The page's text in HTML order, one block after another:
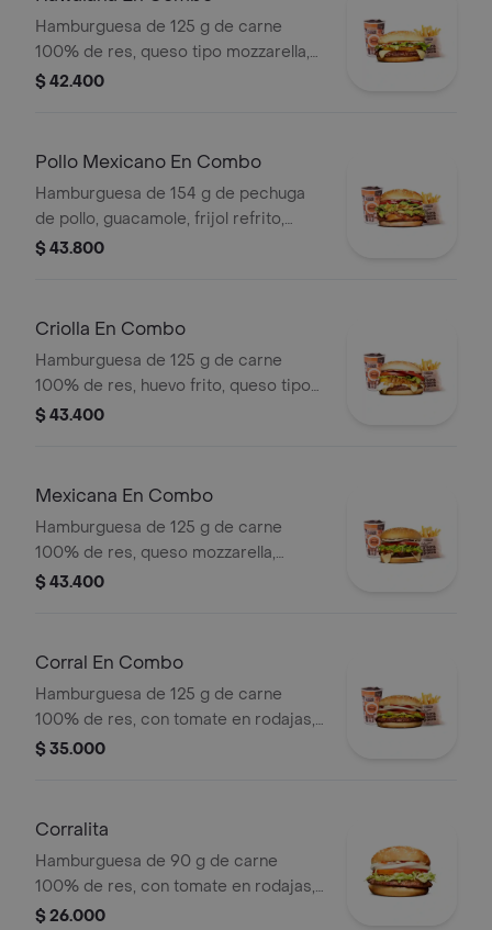
Hamburguesa de 125 g de carne
100% de res, queso tipo mozzarella,
piña, lechuga, salsa blanca y salsa de
pet
$ 42.400
Pollo Mexicano En Combo
Hamburguesa de 154 g de pechuga
de pollo, guacamole, frijol refrito,
tortillas de maíz, tomate, lechuga y
$ 43.800
Criolla En Combo
Hamburguesa de 125 g de carne
100% de res, huevo frito, queso tipo
mozzarella, cebolla grillé, tomate en
pet
$ 43.400
Mexicana En Combo
Hamburguesa de 125 g de carne
100% de res, queso mozzarella,
guacamole, fríjol refrito, tomate,
bebida pet
$ 43.400
Corral En Combo
Hamburguesa de 125 g de carne
100% de res, con tomate en rodajas,
cebolla en rodajas, lechuga y salsas
$ 35.000
Corralita
Hamburguesa de 90 g de carne
100% de res, con tomate en rodajas,
cebolla en rodajas, lechuga, salsa
$ 26.000